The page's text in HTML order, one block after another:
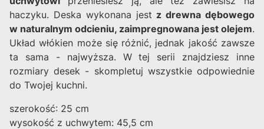
haczyku. Deska wykonana jest z drewna dębowego
w naturalnym odcieniu, zaimpregnowana jest olejem.
Układ włókien może się różnić, jednak jakość zawsze
ta sama - najwyższa. W tej serii znajdziesz inne
rozmiary desek - skompletuj wszystkie odpowiednie
do Twojej kuchni.
szerokość: 25 cm
wysokość z uchwytem: 45,5 cm